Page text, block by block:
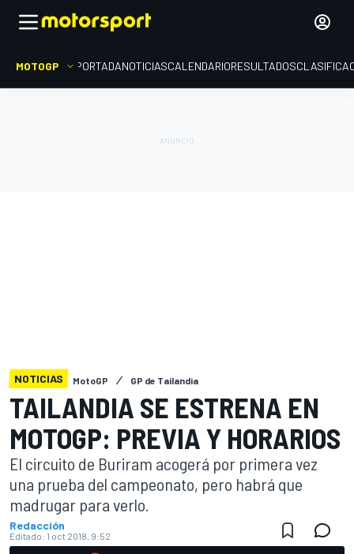
MOTOGP PORTADANOTICIASCALENDARIORESULTADOS
NOTICIAS MotoGP GP de Tailandia
TAILANDIA SE ESTRENA EN
MOTOGP: PREVIA Y HORARIOS
El circuito de Buriram acogerá por primera vez
una prueba del campeonato, pero habrá que
madrugar para verlo.
Redacción
Editado: 1 oct 2018, 9:52